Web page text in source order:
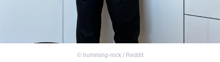
© humming-rock / Reddit